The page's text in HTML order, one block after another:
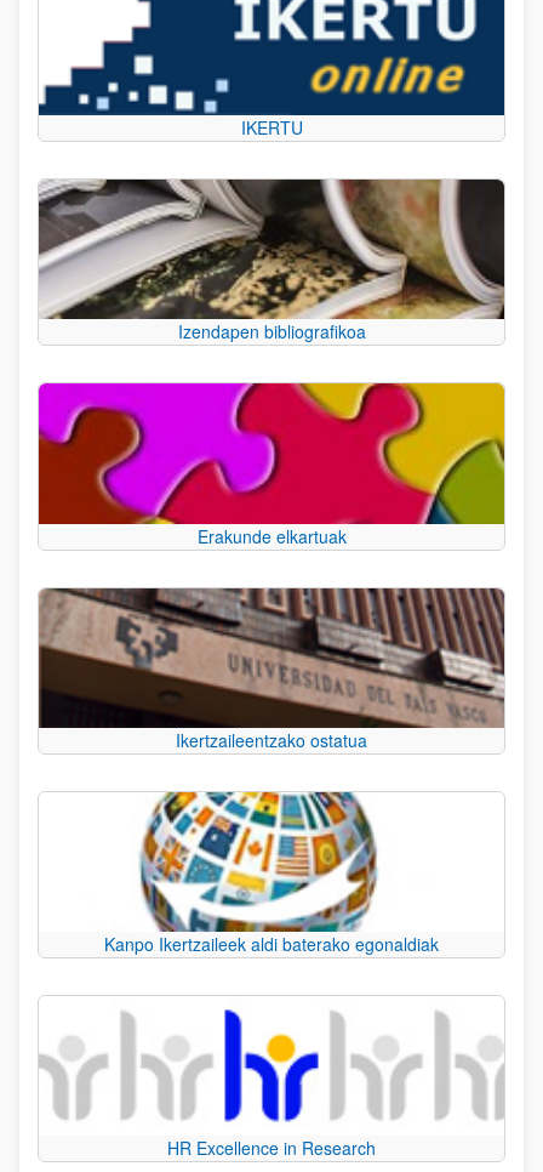
IKERTU
Izendapen bibliografikoa
Erakunde elkartuak
Ikertzaileentzako ostatua
Kanpo Ikertzaileek aldi baterako egonaldiak
HR Excellence in Research